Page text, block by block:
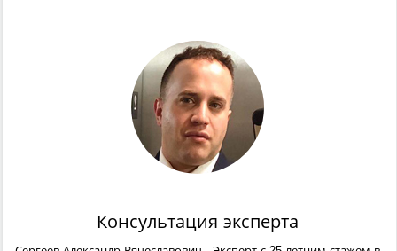
Консультация эксперта